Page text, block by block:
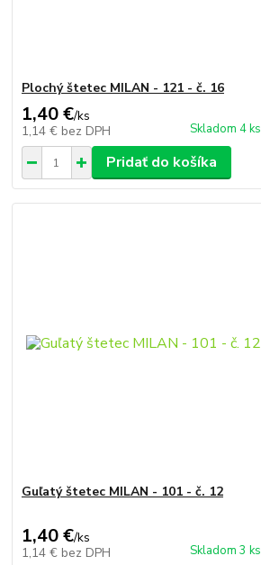
Plochý štetec MILAN - 121 - č. 16
1,40 €/ks
1,14 € bez DPH Skladom 4 ks
Pridať do košíka
Guľatý štetec MILAN - 101 - č. 12
1,40 €/ks
1,14 € bez DPH Skladom 3 ks